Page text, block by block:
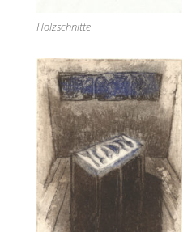
Holzschnitte